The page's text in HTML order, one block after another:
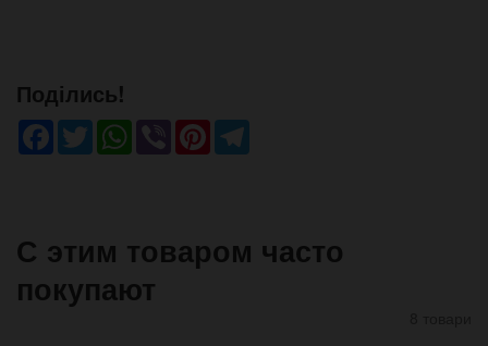
Поділись!
Facebook
TwitterWhatsApp
ViberPinterest
С этим товаром часто
покупают